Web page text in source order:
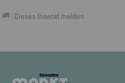
Dieses Inserat melden